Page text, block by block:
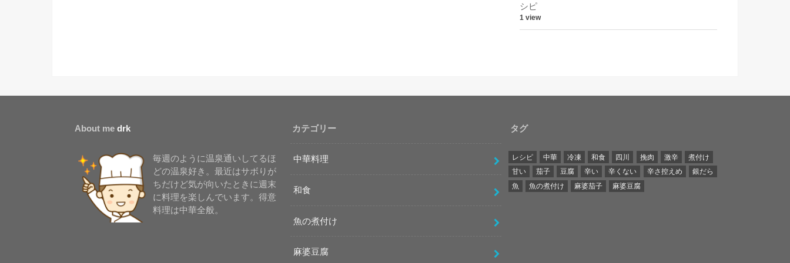
シピ
1 view
About me drk
毎週のように温泉通いしてるほ
どの温泉好き。最近はサボりが
ちだけど気が向いたときに週末
に料理を楽しんでいます。得意
料理は中華全般。
カテゴリー
中華料理
和食
魚の煮付け
麻婆豆腐
タグ
レシピ 中華 冷凍 和食 四川 挽肉 激辛
煮付け
甘い
茄子 豆腐 辛い 辛くない 辛さ控えめ
銀だら
魚
魚の煮付け 麻婆茄子 麻婆豆腐